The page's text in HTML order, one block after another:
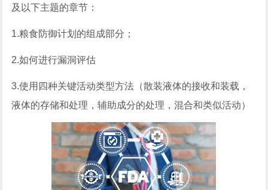
及以下主题的章节：
1.粮食防御计划的组成部分；
2.如何进行漏洞评估
3.使用四种关键活动类型方法（散装液体的接收和装载，
液体的存储和处理，辅助成分的处理，混合和类似活动）